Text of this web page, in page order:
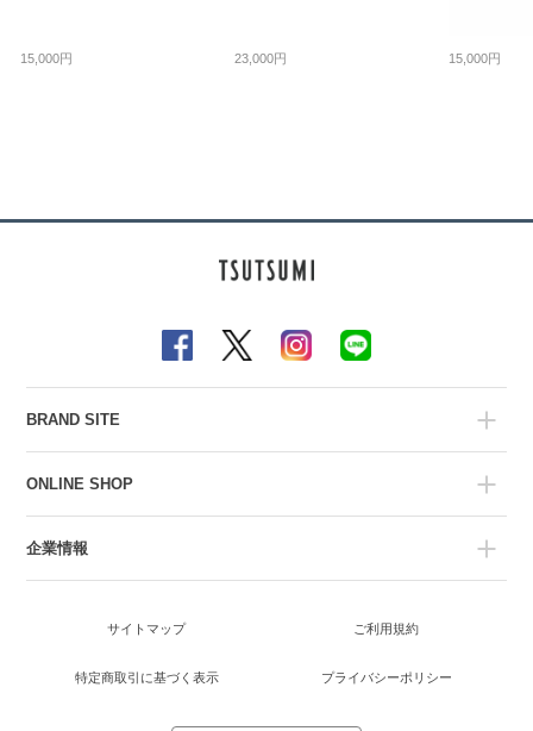
15,000円 23,000円 15,000円
BRAND SITE
ONLINE SHOP
企業情報
サイトマップ ご利用規約
特定商取引に基づく表示 プライバシーポリシー